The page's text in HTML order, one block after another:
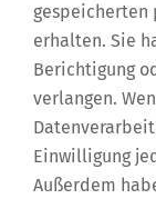
gespeicherten
erhalten. Sie
Berichtigung
verlangen.
Einwilligung
Außerdem